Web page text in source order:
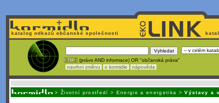
katalog odkazů občanské společnosti
! TIP : (právo AND informace) OR "občanská práva"
navrhni změnu
o kormidle nápověda
> Životní prostředí > Energie a energetika >Výstavy a